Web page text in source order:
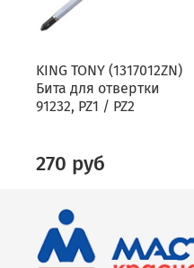
KING TONY (1317012ZN)
Бита для отвертки
91232, PZ1 / PZ2
270 руб